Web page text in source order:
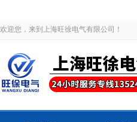
欢迎您，来到上海旺徐电气有限公司！